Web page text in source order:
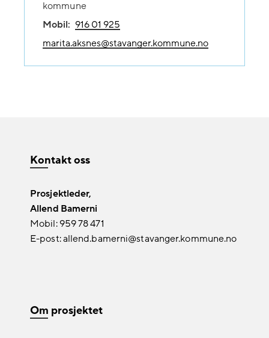
kommune
Mobil: 916 01 925
marita.aksnes@stavanger.kommune.no
Kontakt oss
Prosjektleder,
Allend Bamerni
Mobil: 959 78 471
E-post: allend.bamerni@stavanger.kommune.no
Om prosjektet